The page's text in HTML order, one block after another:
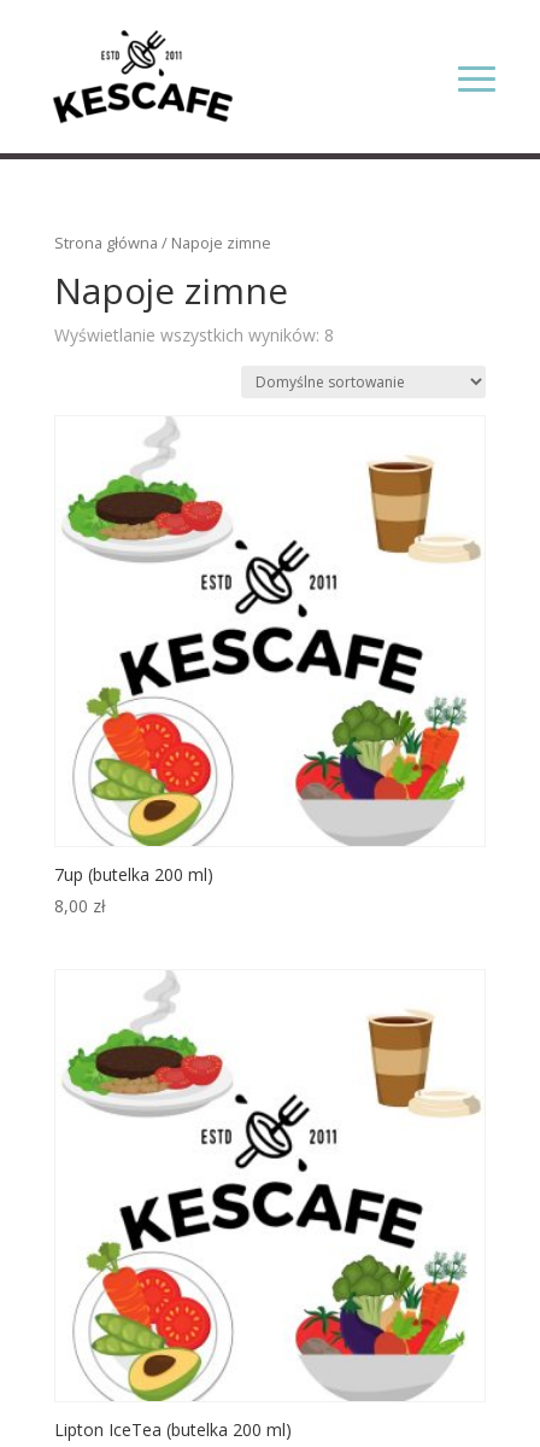
Strona główna / Napoje zimne
Napoje zimne
Wyświetlanie wszystkich wyników: 8
7up (butelka 200 ml)
8,00 zł
Lipton IceTea (butelka 200 ml)